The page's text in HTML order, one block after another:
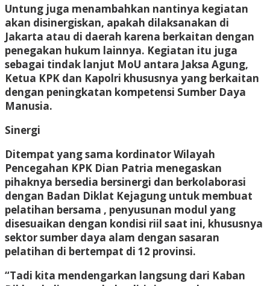
Untung juga menambahkan nantinya kegiatan
akan disinergiskan, apakah dilaksanakan di
Jakarta atau di daerah karena berkaitan dengan
penegakan hukum lainnya. Kegiatan itu juga
sebagai tindak lanjut MoU antara Jaksa Agung,
Ketua KPK dan Kapolri khususnya yang berkaitan
dengan peningkatan kompetensi Sumber Daya
Manusia.
Sinergi
Ditempat yang sama kordinator Wilayah
Pencegahan KPK Dian Patria menegaskan
pihaknya bersedia bersinergi dan berkolaborasi
dengan Badan Diklat Kejagung untuk membuat
pelatihan bersama , penyusunan modul yang
disesuaikan dengan kondisi riil saat ini, khususnya
sektor sumber daya alam dengan sasaran
pelatihan di bertempat di 12 provinsi.
“Tadi kita mendengarkan langsung dari Kaban